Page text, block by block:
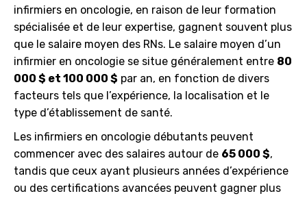
infirmiers en oncologie, en raison de leur formation
spécialisée et de leur expertise, gagnent souvent plus
que le salaire moyen des RNs. Le salaire moyen d’un
infirmier en oncologie se situe généralement entre 80
000 $ et 100 000 $ par an, en fonction de divers
facteurs tels que l’expérience, la localisation et le
type d’établissement de santé.
Les infirmiers en oncologie débutants peuvent
commencer avec des salaires autour de 65 000 $,
tandis que ceux ayant plusieurs années d’expérience
ou des certifications avancées peuvent gagner plus